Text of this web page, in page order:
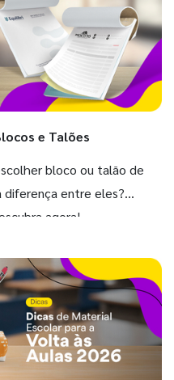
e Talões
bloco ou talão de
diferença entre eles?
agora!